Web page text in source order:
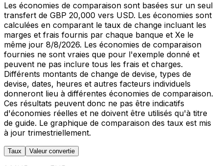
Les économies de comparaison sont basées sur un seul
transfert de GBP 20,000 vers USD. Les économies sont
calculées en comparant le taux de change incluant les
marges et frais fournis par chaque banque et Xe le
même jour 8/8/2026. Les économies de comparaison
fournies ne sont vraies que pour l'exemple donné et
peuvent ne pas inclure tous les frais et charges.
Différents montants de change de devise, types de
devise, dates, heures et autres facteurs individuels
donneront lieu à différentes économies de comparaison.
Ces résultats peuvent donc ne pas être indicatifs
d'économies réelles et ne doivent être utilisés qu'à titre
de guide. Le graphique de comparaison des taux est mis
à jour trimestriellement.
Taux Valeur convertie